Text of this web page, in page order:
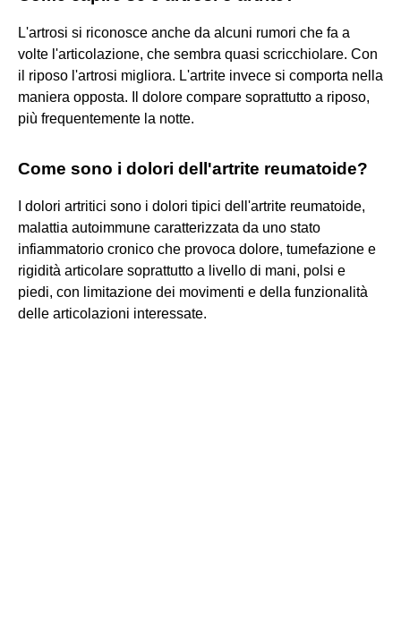
L'artrosi si riconosce anche da alcuni rumori che fa a
volte l'articolazione, che sembra quasi scricchiolare. Con
il riposo l'artrosi migliora. L'artrite invece si comporta nella
maniera opposta. Il dolore compare soprattutto a riposo,
più frequentemente la notte.
Come sono i dolori dell'artrite reumatoide?
I dolori artritici sono i dolori tipici dell'artrite reumatoide,
malattia autoimmune caratterizzata da uno stato
infiammatorio cronico che provoca dolore, tumefazione e
rigidità articolare soprattutto a livello di mani, polsi e
piedi, con limitazione dei movimenti e della funzionalità
delle articolazioni interessate.